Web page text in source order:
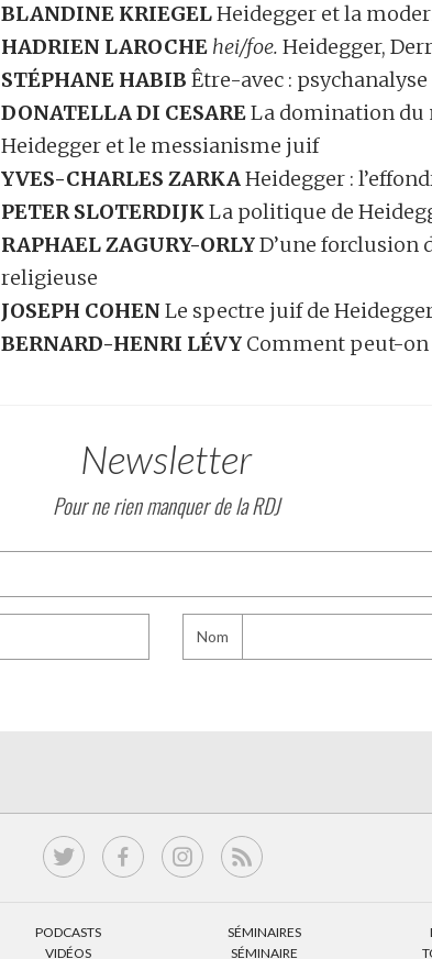
BLANDINE KRIEGELHeidegger et la
HADRIEN LAROCHE hei/foe. Heidegger,
STÉPHANE HABIB Être-avec :
DONATELLA DI CESARELa domination du
Heidegger et le messianisme juif
YVES-CHARLES ZARKAHeidegger :
PETER SLOTERDIJKLa politique de
RAPHAEL ZAGURY-ORLYD’une forclusion
religieuse
JOSEPH COHEN Le spectre juif de
BERNARD-HENRI LÉVY Comment peut-on
Newsletter
Pour ne rien manquer de la RDJ
Nom
PODCASTS
VIDÉOS
SÉMINAIRES
SÉMINAIRE